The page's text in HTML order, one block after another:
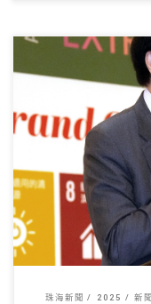
5月14日至17日， […]
珠海新聞 2025 新